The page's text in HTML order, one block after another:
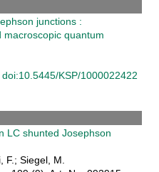
junctions :
quantum
doi:10.5445/KSP/1000022422
LC shunted Josephson
F.; Siegel, M.